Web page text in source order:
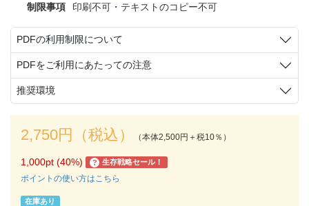
制限事項
印刷不可・テキストのコピー不可
PDFの利用制限について
PDFをご利用にあたっての注意
推奨環境
2,750円（税込） （本体2,500円＋税10％）
1,000pt (40%) ? 生存戦略セール！
ポイントの使い方はこちら
在庫あり